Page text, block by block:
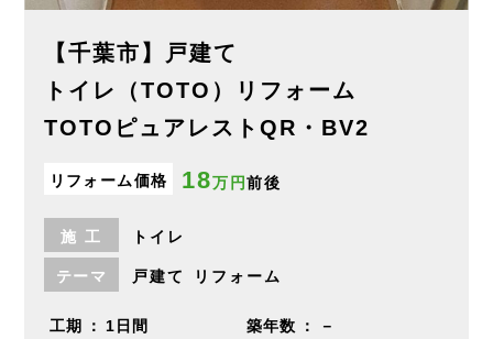
【千葉市】戸建て
トイレ（TOTO）リフォーム
TOTOピュアレストQR・BV2
リフォーム価格 18万円前後
施工 トイレ
テーマ 戸建て リフォーム
工期 1日間 築年数 －